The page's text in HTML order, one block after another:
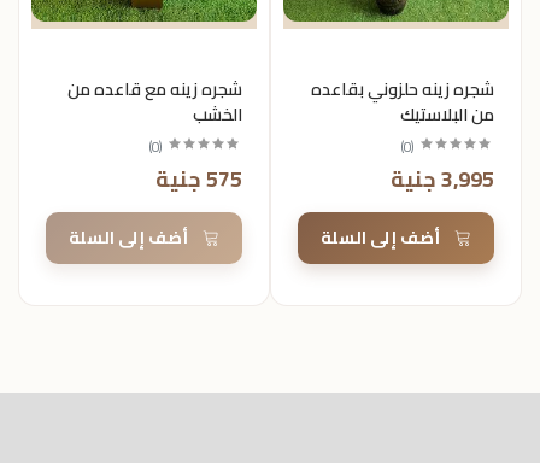
شجره زينه حلزوني بقاعده
من البلاستيك
(
0
)
3,995 جنية
أضف إلى السلة
شجره زينه مع قاعده من
الخشب
(
0
)
575 جنية
أضف إلى السلة